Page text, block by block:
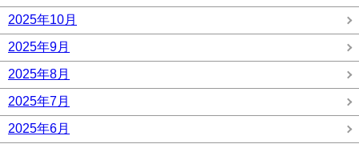
2025年10月
2025年9月
2025年8月
2025年7月
2025年6月